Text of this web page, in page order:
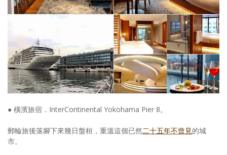
● 橫濱旅宿．InterContinental Yokohama Pier 8。
郵輪旅後落腳下來幾日盤桓，重溫這個已然二十五年不曾見的城
市。